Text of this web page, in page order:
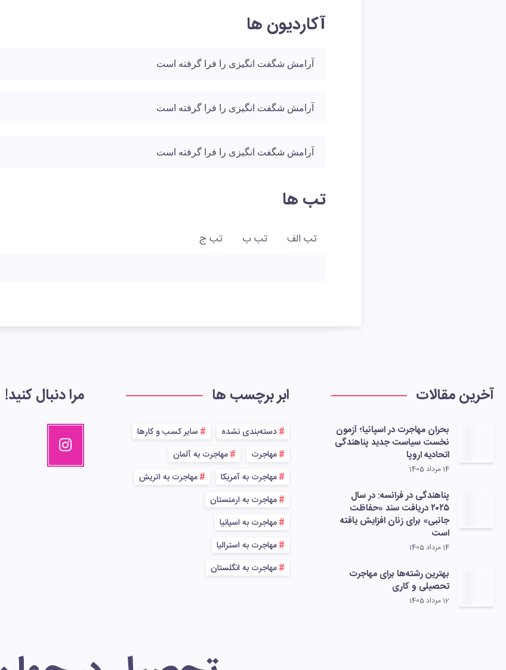
آکاردیون ها
آرامش شگفت انگیزی را فرا گرفته است
آرامش شگفت انگیزی را فرا گرفته است
آرامش شگفت انگیزی را فرا گرفته است
تب ها
تب الف تب ب تب ج
آخرین مقالات
بحران مهاجرت در اسپانیا؛ آزمون
نخست سیاست جدید پناهندگی
اتحادیه اروپا
14 مرداد 1405
پناهندگی در فرانسه: در سال
۲۰۲۵ دریافت سند «حفاظت
جانبی» برای زنان افزایش یافته
است
14 مرداد 1405
بهترین رشته‌ها برای مهاجرت
تحصیلی و کاری
12 مرداد 1405
ابر برچسب ها
دسته‌بندی نشده
سایر کسب و کارها
مهاجرت
مهاجرت به آلمان
مهاجرت به آمریکا
مهاجرت به اتریش
مهاجرت به ارمنستان
مهاجرت به اسپانیا
مهاجرت به استرالیا
مهاجرت به انگلستان
مرا دنبال کنید!